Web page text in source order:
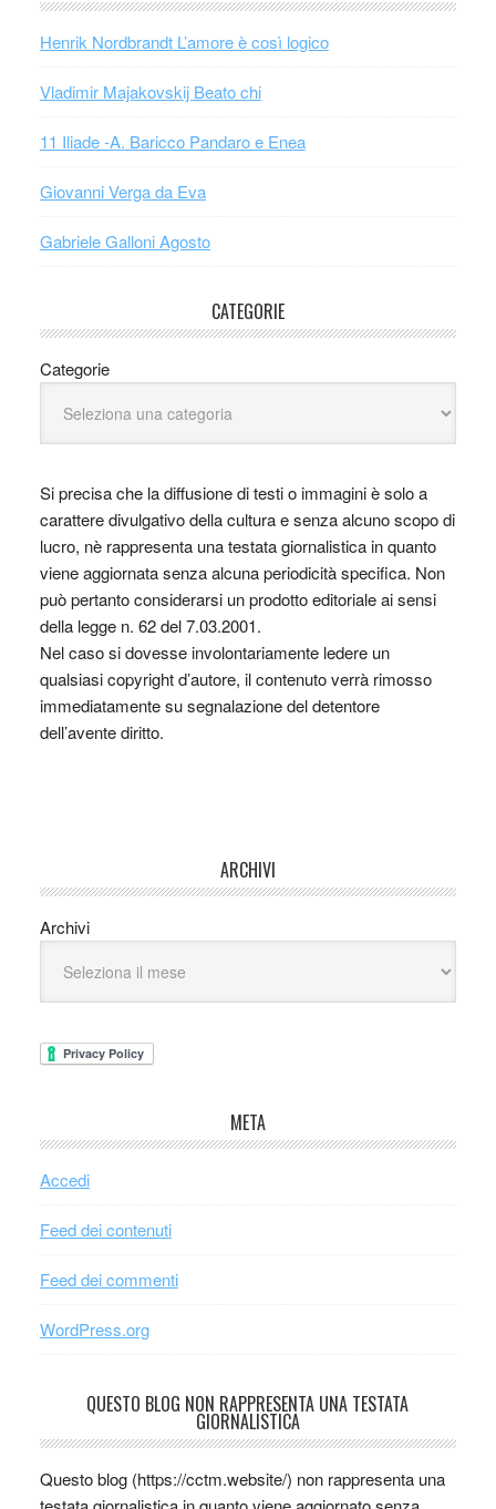
Henrik Nordbrandt L’amore è così logico
Vladimir Majakovskij Beato chi
11 Iliade -A. Baricco Pandaro e Enea
Giovanni Verga da Eva
Gabriele Galloni Agosto
CATEGORIE
Categorie
Si precisa che la diffusione di testi o immagini è solo a
carattere divulgativo della cultura e senza alcuno scopo di
lucro, nè rappresenta una testata giornalistica in quanto
viene aggiornata senza alcuna periodicità specifica. Non
può pertanto considerarsi un prodotto editoriale ai sensi
della legge n. 62 del 7.03.2001.
Nel caso si dovesse involontariamente ledere un
qualsiasi copyright d’autore, il contenuto verrà rimosso
immediatamente su segnalazione del detentore
dell’avente diritto.
ARCHIVI
Archivi
META
Accedi
Feed dei contenuti
Feed dei commenti
WordPress.org
QUESTO BLOG NON RAPPRESENTA UNA TESTATA
GIORNALISTICA
Questo blog (https://cctm.website/) non rappresenta una